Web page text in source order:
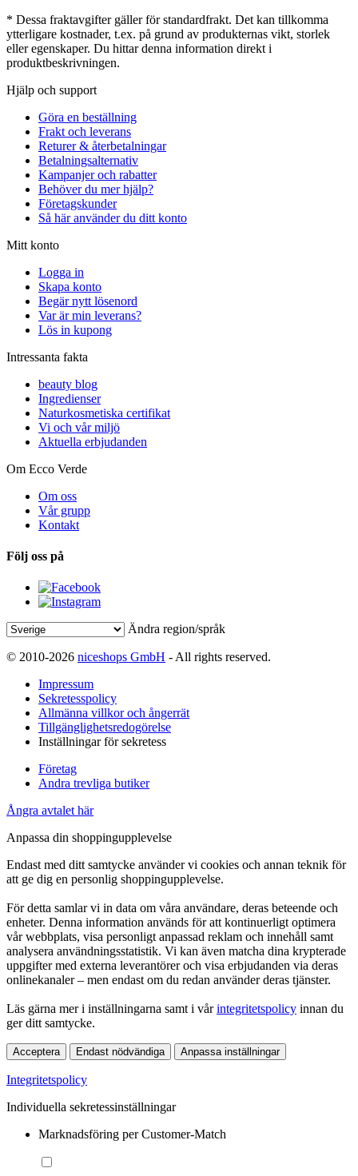
* Dessa fraktavgifter gäller för standardfrakt. Det kan tillkomma
ytterligare kostnader, t.ex. på grund av produkternas vikt, storlek
eller egenskaper. Du hittar denna information direkt i
produktbeskrivningen.
Hjälp och support
Göra en beställning
Frakt och leverans
Returer & återbetalningar
Betalningsalternativ
Kampanjer och rabatter
Behöver du mer hjälp?
Företagskunder
Så här använder du ditt konto
Mitt konto
Logga in
Skapa konto
Begär nytt lösenord
Var är min leverans?
Lös in kupong
Intressanta fakta
beauty blog
Ingredienser
Naturkosmetiska certifikat
Vi och vår miljö
Aktuella erbjudanden
Om Ecco Verde
Om oss
Vår grupp
Kontakt
Följ oss på
Ändra region/språk
© 2010-2026 niceshops GmbH - All rights reserved.
Impressum
Sekretesspolicy
Allmänna villkor och ångerrät
Tillgänglighetsredogörelse
Inställningar för sekretess
Företag
Andra trevliga butiker
Ångra avtalet här
Anpassa din shoppingupplevelse
Endast med ditt samtycke använder vi cookies och annan teknik för
att ge dig en personlig shoppingupplevelse.
För detta samlar vi in data om våra användare, deras beteende och
enheter. Denna information används för att kontinuerligt optimera
vår webbplats, visa personligt anpassad reklam och innehåll samt
analysera användningsstatistik. Vi kan även matcha dina krypterade
uppgifter med externa leverantörer och visa erbjudanden via deras
onlinekanaler – men endast om du redan använder deras tjänster.
Läs gärna mer i inställningarna samt i vårintegritetspolicy innan du
ger ditt samtycke.
Acceptera Endast nödvändiga Anpassa inställningar
Integritetspolicy
Individuella sekretessinställningar
Marknadsföring per Customer-Match